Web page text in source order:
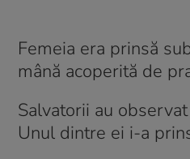
Femeia era prinsă
mână acoperită de
Salvatorii au
Unul dintre ei i-a